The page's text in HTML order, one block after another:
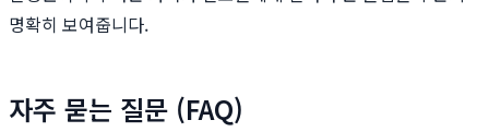
명확히 보여줍니다.
자주 묻는 질문 (FAQ)